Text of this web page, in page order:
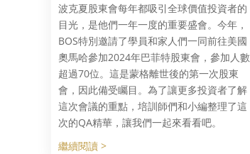
波克夏股東會每年都吸引全球價值投資者的
目光，是他們一年一度的重要盛會。今年，
BOS特別邀請了學員和家人們一同前往美國
奧馬哈參加2024年巴菲特股東會，參加人數
超過70位。這是蒙格離世後的第一次股東
會，因此備受矚目。為了讓更多投資者了解
這次會議的重點，培訓師們和小編整理了這
次的QA精華，讓我們一起來看看吧。
繼續閱讀 >